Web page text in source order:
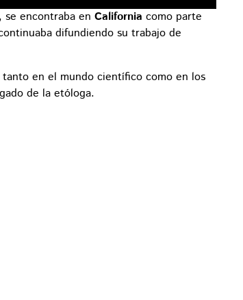
encontraba en California como parte
difundiendo su trabajo de
en el mundo científico como en los
de la etóloga.